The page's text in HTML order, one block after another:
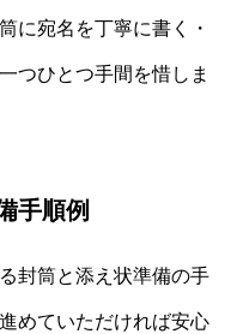
に宛名を丁寧に書く・
つひとつ手間を惜しま
手順例
封筒と添え状準備の手
めていただければ安心